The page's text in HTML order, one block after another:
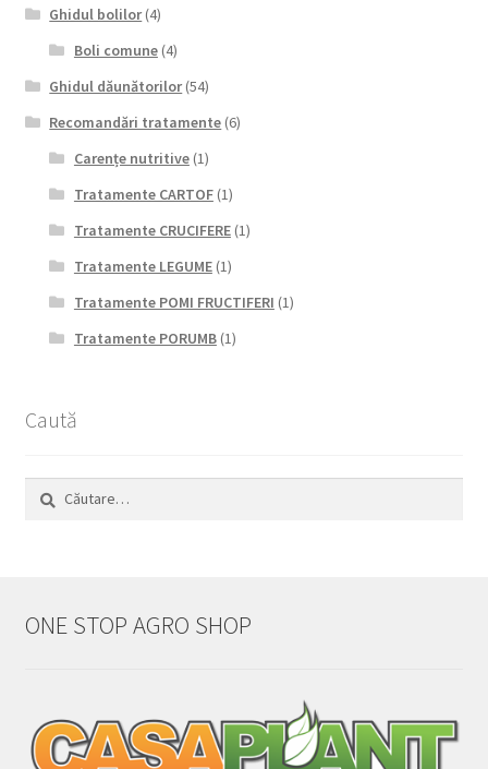
Ghidul bolilor(4)
Boli comune(4)
Ghidul dăunătorilor(54)
Recomandări tratamente (6)
Carențe nutritive(1)
Tratamente CARTOF(1)
Tratamente CRUCIFERE(1)
Tratamente LEGUME(1)
Tratamente POMI FRUCTIFERI (1)
Tratamente PORUMB(1)
Caută
Caută
ONE STOP AGRO SHOP